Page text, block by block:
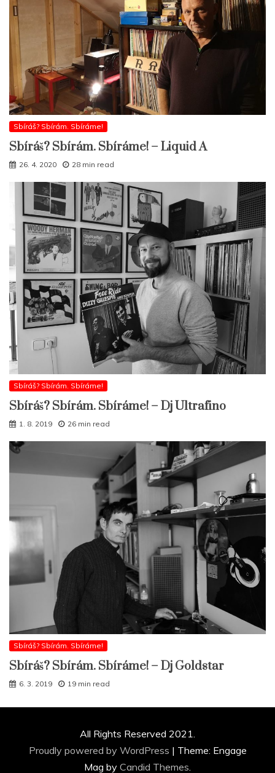
Sbíráš? Sbírám. Sbíráme!
Sbíráš? Sbírám. Sbíráme! – Liquid A
26. 4. 2020 28 min read
Sbíráš? Sbírám. Sbíráme!
Sbíráš? Sbírám. Sbíráme! – Dj Ultrafino
1. 8. 2019 26 min read
Sbíráš? Sbírám. Sbíráme!
Sbíráš? Sbírám. Sbíráme! – Dj Goldstar
6. 3. 2019 19 min read
All Rights Reserved 2021.
Proudly powered by WordPress | Theme: Engage
Mag by Candid Themes